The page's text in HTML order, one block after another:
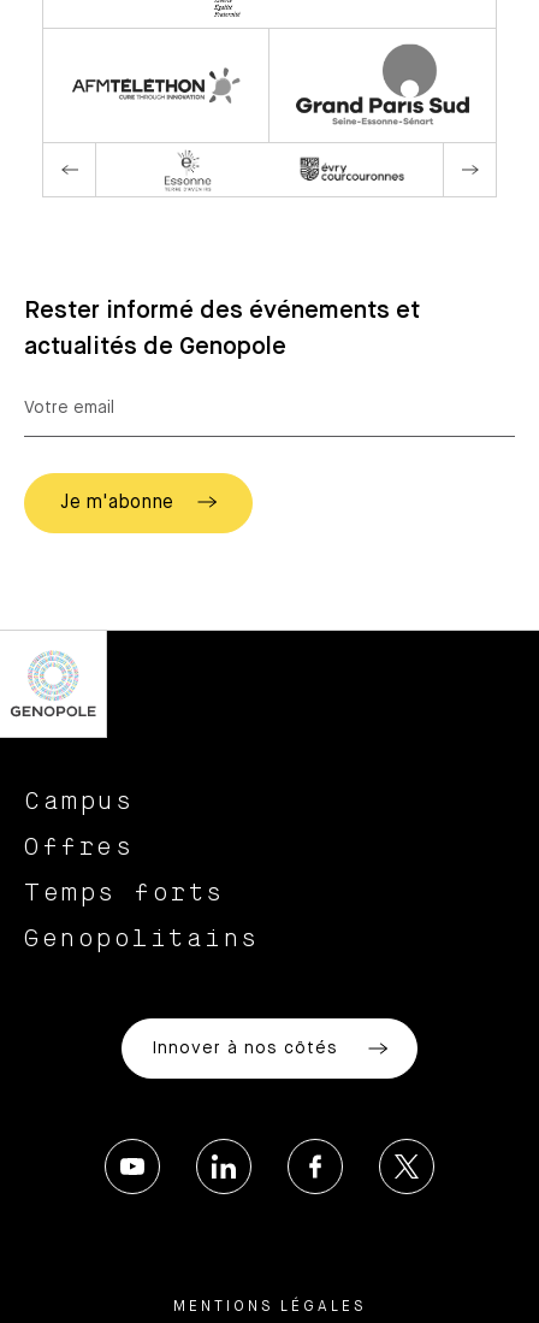
Rester informé des événements et
actualités de Genopole
Campus
Offres
Temps forts
Genopolitains
Innover à nos côtés
MENTIONS LÉGALES